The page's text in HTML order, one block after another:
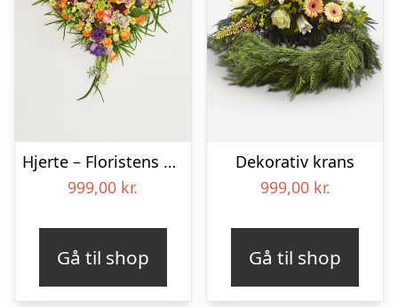
Hjerte – Floristens kreative valg
999,00 kr.
Gå til shop
Dekorativ krans
999,00 kr.
Gå til shop